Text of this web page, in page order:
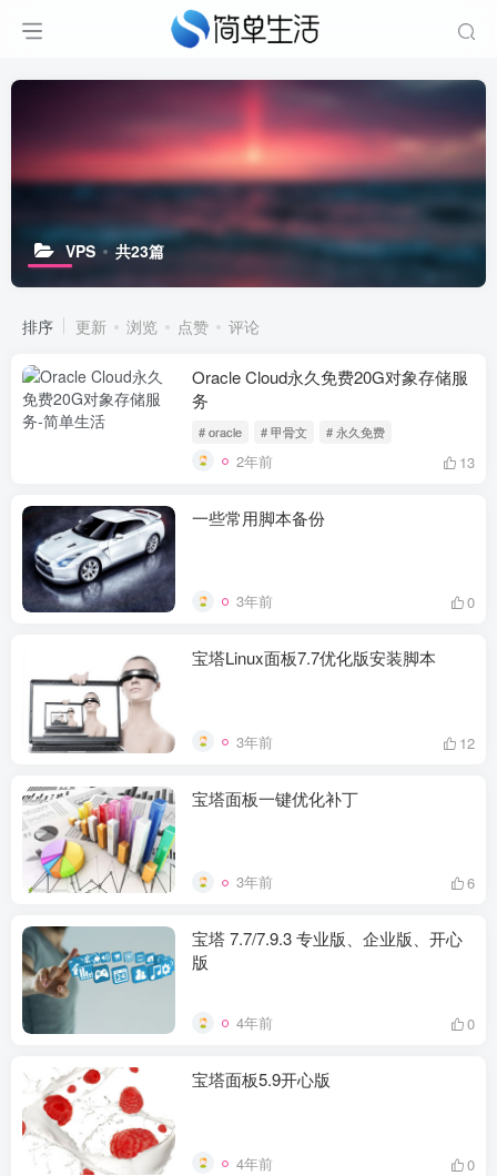
VPS 共23篇
排序 更新 浏览 点赞 评论
Oracle Cloud永久免费20G对象存储服
务
# oracle # 甲骨文 # 永久免费
2年前 13
一些常用脚本备份
3年前 0
宝塔Linux面板7.7优化版安装脚本
3年前 12
宝塔面板一键优化补丁
3年前 6
宝塔 7.7/7.9.3 专业版、企业版、开心
版
4年前 0
宝塔面板5.9开心版
4年前 0